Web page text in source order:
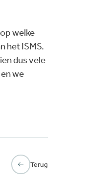
welke
het ISMS.
dus vele
we
Terug